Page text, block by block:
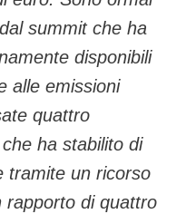
summit che ha
disponibili
alle emissioni
quattro
ha stabilito di
tramite un ricorso
rapporto di quattro